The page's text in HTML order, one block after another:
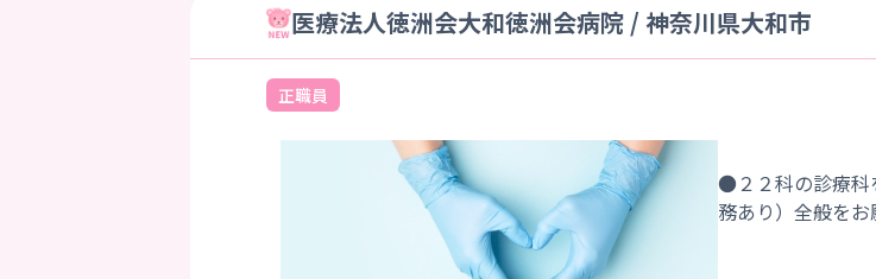
医療法人徳洲会大和徳洲会病院 / 神奈川県大和市
正職員
●２２科の診療科